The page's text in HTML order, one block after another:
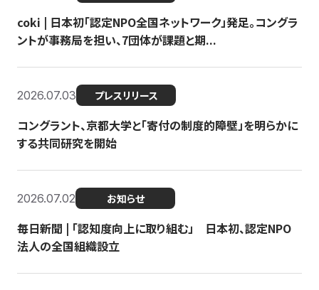
coki | 日本初「認定NPO全国ネットワーク」発足。コングラ
ントが事務局を担い、7団体が課題と期...
2026.07.03 プレスリリース
コングラント、京都大学と「寄付の制度的障壁」を明らかに
する共同研究を開始
2026.07.02 お知らせ
毎日新聞 | 「認知度向上に取り組む」 日本初、認定NPO
法人の全国組織設立